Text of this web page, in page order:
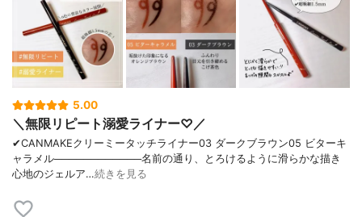
5.00
＼無限リピート溺愛ライナー♡／
✔︎CANMAKEクリーミータッチライナー03 ダークブラウン05 ビターキ
ャラメル────────────名前の通り、とろけるように滑らかな描き
心地のジェルア…続きを見る